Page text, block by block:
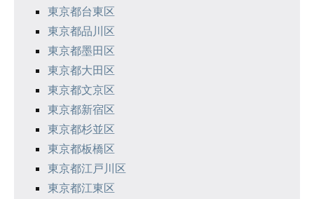
東京都台東区
東京都品川区
東京都墨田区
東京都大田区
東京都文京区
東京都新宿区
東京都杉並区
東京都板橋区
東京都江戸川区
東京都江東区